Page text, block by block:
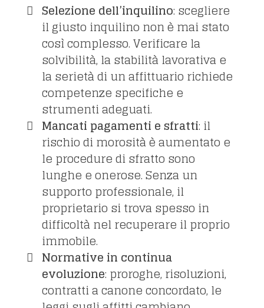
Selezione dell’inquilino: scegliere
il giusto inquilino non è mai stato
così complesso. Verificare la
solvibilità, la stabilità lavorativa e
la serietà di un affittuario richiede
competenze specifiche e
strumenti adeguati.
Mancati pagamenti e sfratti: il
rischio di morosità è aumentato e
le procedure di sfratto sono
lunghe e onerose. Senza un
supporto professionale, il
proprietario si trova spesso in
difficoltà nel recuperare il proprio
immobile.
Normative in continua
evoluzione: proroghe, risoluzioni,
contratti a canone concordato, le